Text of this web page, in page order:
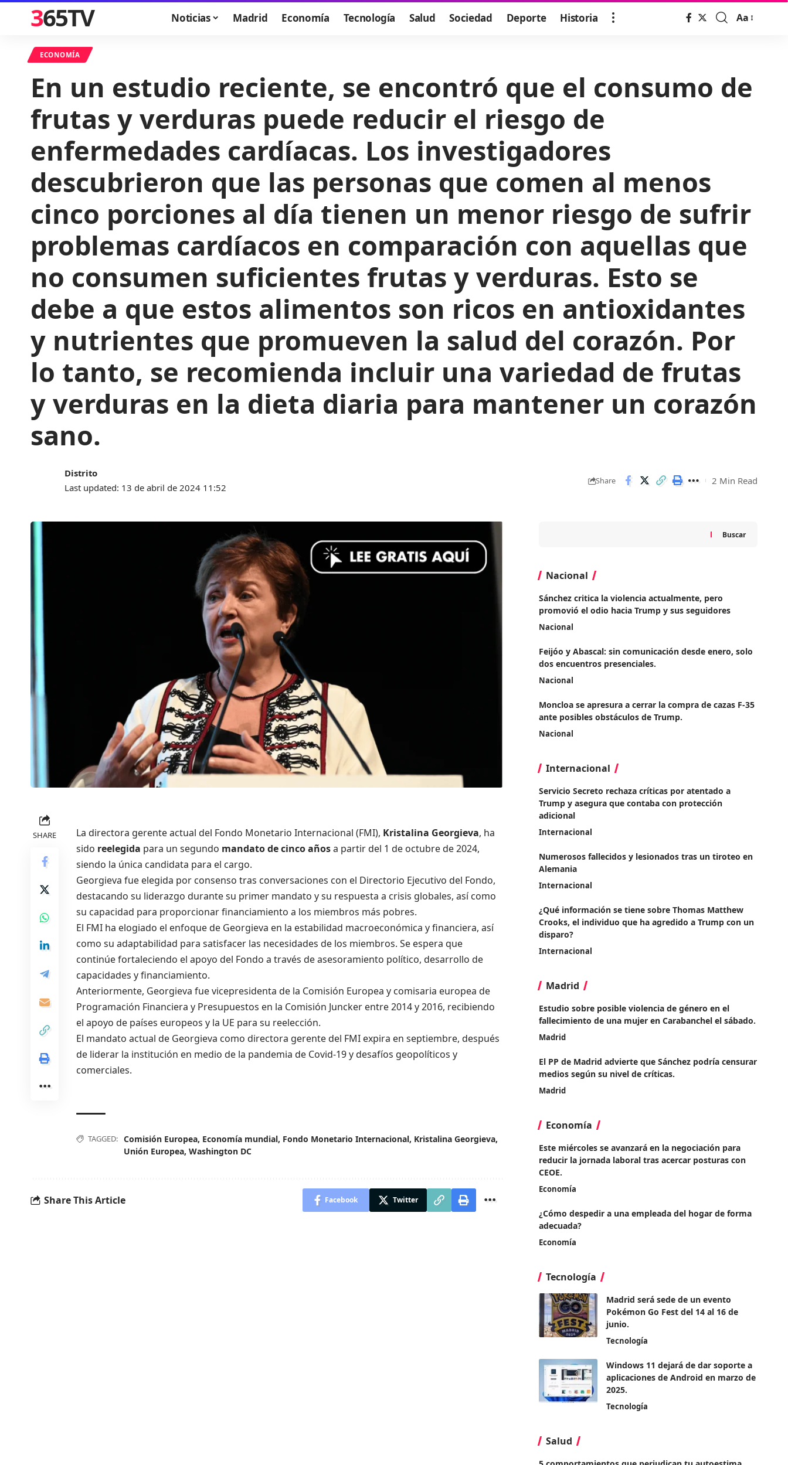
365TV Noticias Madrid Economía Tecnología Salud Sociedad Deporte Historia
Font
Aa
ECONOMÍA
En un estudio reciente, se encontró que el consumo de
frutas y verduras puede reducir el riesgo de
enfermedades cardíacas. Los investigadores
descubrieron que las personas que comen al menos
cinco porciones al día tienen un menor riesgo de sufrir
problemas cardíacos en comparación con aquellas que
no consumen suficientes frutas y verduras. Esto se
debe a que estos alimentos son ricos en antioxidantes
y nutrientes que promueven la salud del corazón. Por
lo tanto, se recomienda incluir una variedad de frutas
y verduras en la dieta diaria para mantener un corazón
sano.
Last updated: 13 de abril de 2024 11:52
Distrito
Share 2 Min Read
SHARE La directora gerente actual del Fondo Monetario Internacional (FMI), Kristalina Georgieva, ha
sido reelegida para un segundo mandato de cinco añosa partir del 1 de octubre de 2024,
siendo la única candidata para el cargo.
Georgieva fue elegida por consenso tras conversaciones con el Directorio Ejecutivo del Fondo,
destacando su liderazgo durante su primer mandato y su respuesta a crisis globales, así como
su capacidad para proporcionar financiamiento a los miembros más pobres.
El FMI ha elogiado el enfoque de Georgieva en la estabilidad macroeconómica y financiera, así
como su adaptabilidad para satisfacer las necesidades de los miembros. Se espera que
continúe fortaleciendo el apoyo del Fondo a través de asesoramiento político, desarrollo de
capacidades y financiamiento.
Anteriormente, Georgieva fue vicepresidenta de la Comisión Europea y comisaria europea de
Programación Financiera y Presupuestos en la Comisión Juncker entre 2014 y 2016, recibiendo
el apoyo de países europeos y la UE para su reelección.
El mandato actual de Georgieva como directora gerente del FMI expira en septiembre, después
de liderar la institución en medio de la pandemia de Covid-19 y desafíos geopolíticos y
comerciales.
TAGGED: Comisión Europea, Economía mundial, Fondo Monetario Internacional, Kristalina Georgieva,
Unión Europea, Washington DC
Share This Article Facebook Twitter
Buscar
Nacional
Sánchez critica la violencia actualmente, pero
promovió el odio hacia Trump y sus seguidores
Nacional
Feijóo y Abascal: sin comunicación desde enero, solo
dos encuentros presenciales.
Nacional
Moncloa se apresura a cerrar la compra de cazas F-35
ante posibles obstáculos de Trump.
Nacional
Internacional
Servicio Secreto rechaza críticas por atentado a
Trump y asegura que contaba con protección
adicional
Internacional
Numerosos fallecidos y lesionados tras un tiroteo en
Alemania
Internacional
¿Qué información se tiene sobre Thomas Matthew
Crooks, el individuo que ha agredido a Trump con un
disparo?
Internacional
Madrid
Estudio sobre posible violencia de género en el
fallecimiento de una mujer en Carabanchel el sábado.
Madrid
El PP de Madrid advierte que Sánchez podría censurar
medios según su nivel de críticas.
Madrid
Economía
Este miércoles se avanzará en la negociación para
reducir la jornada laboral tras acercar posturas con
CEOE.
Economía
¿Cómo despedir a una empleada del hogar de forma
adecuada?
Economía
Tecnología
Madrid será sede de un evento
Pokémon Go Fest del 14 al 16 de
junio.
Tecnología
Windows 11 dejará de dar soporte a
aplicaciones de Android en marzo de
2025.
Tecnología
Salud